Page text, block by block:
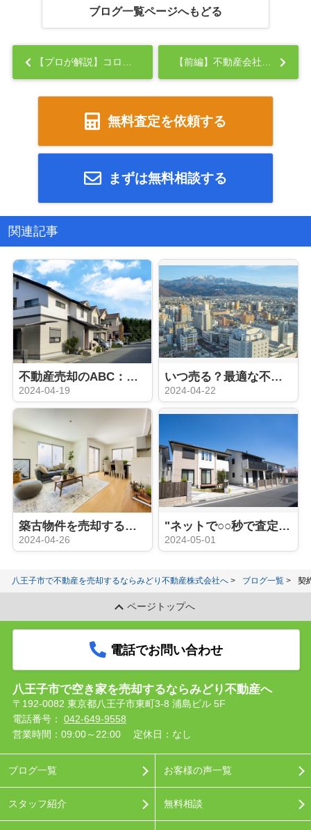
ブログ一覧ページへもどる
【プロが解説】コロナ禍以前と以降で不動産業界はどう変わった？... 【前編】不動産会社を起業するロードマップ：開業するだけで700万円以上!?...
無料査定を依頼する
まずは無料相談する
関連記事
不動産売却のABC：押さえておきたい5つの基本
2024-04-19
いつ売る？最適な不動産売却タイミング
2024-04-22
築古物件を売却するときにリフォームは必要？
2024-04-26
"ネットで○○秒で査定"はウソ？ホント？：机上査定と訪問査定の違い
2024-05-01
八王子市で不動産を売却するならみどり不動産株式会社へ ブログ一覧 契
ページトップへ
電話でお問い合わせ
八王子市で空き家を売却するならみどり不動産へ
〒192-0082 東京都八王子市東町3-8 浦島ビル 5F
電話番号： 042-649-9558
営業時間：09:00～22:00
定休日：なし
ブログ一覧
スタッフ紹介
お客様の声一覧
無料相談